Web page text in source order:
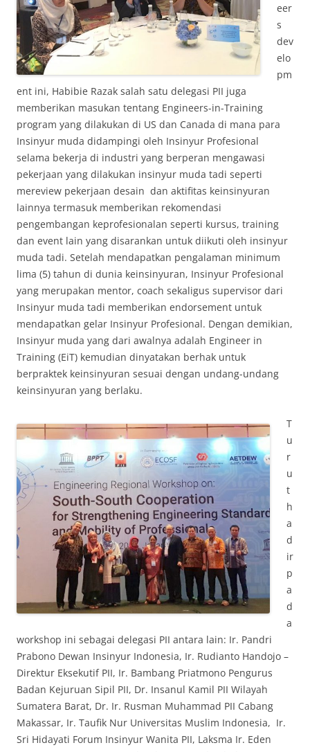
eer
s
dev
elo
pm
ent ini, Habibie Razak salah satu delegasi PII juga
memberikan masukan tentang Engineers-in-Training
program yang dilakukan di US dan Canada di mana para
Insinyur muda didampingi oleh Insinyur Profesional
selama bekerja di industri yang berperan mengawasi
pekerjaan yang dilakukan insinyur muda tadi seperti
mereview pekerjaan desain dan aktifitas keinsinyuran
lainnya termasuk memberikan rekomendasi
pengembangan keprofesionalan seperti kursus, training
dan event lain yang disarankan untuk diikuti oleh insinyur
muda tadi. Setelah mendapatkan pengalaman minimum
lima (5) tahun di dunia keinsinyuran, Insinyur Profesional
yang merupakan mentor, coach sekaligus supervisor dari
Insinyur muda tadi memberikan endorsement untuk
mendapatkan gelar Insinyur Profesional. Dengan demikian,
Insinyur muda yang dari awalnya adalah Engineer in
Training (EiT) kemudian dinyatakan berhak untuk
berpraktek keinsinyuran sesuai dengan undang-undang
keinsinyuran yang berlaku.
T
u
r
u
t
h
a
d
ir
p
a
d
a
workshop ini sebagai delegasi PII antara lain: Ir. Pandri
Prabono Dewan Insinyur Indonesia, Ir. Rudianto Handojo –
Direktur Eksekutif PII, Ir. Bambang Priatmono Pengurus
Badan Kejuruan Sipil PII, Dr. Insanul Kamil PII Wilayah
Sumatera Barat, Dr. Ir. Rusman Muhammad PII Cabang
Makassar, Ir. Taufik Nur Universitas Muslim Indonesia, Ir.
Sri Hidayati Forum Insinyur Wanita PII, Laksma Ir. Eden